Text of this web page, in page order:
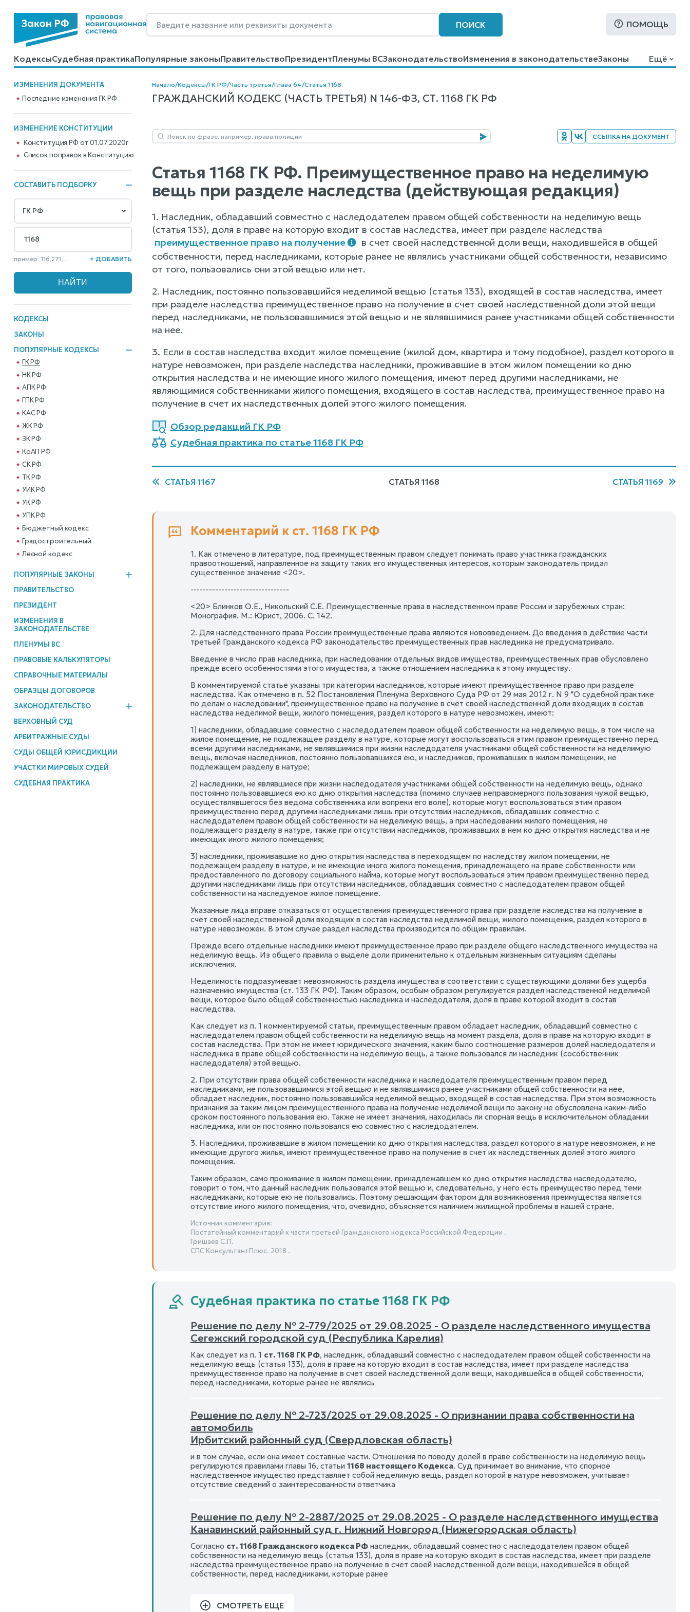
ПОИСК ПОМОЩЬ
КодексыСудебная практикаПопулярные законыПравительствоПрезидентПленумы ВСЗаконодательствоИзменения в законодательствеЗаконы
КалькуляторыСправочные материалыОбразцы договоровКонтактыПомощьПоиск
Ещё
ИЗМЕНЕНИЯ ДОКУМЕНТА
Последние изменения ГК РФ
ИЗМЕНЕНИЕ КОНСТИТУЦИИ
Конституция РФ от 01.07.2020г
Cписок поправок в Конституцию
СОСТАВИТЬ ПОДБОРКУ
пример: 116,271,... + ДОБАВИТЬ
КОДЕКСЫ
ЗАКОНЫ
ПОПУЛЯРНЫЕ КОДЕКСЫ
ГК РФ
НК РФ
АПК РФ
ГПК РФ
КАС РФ
ЖК РФ
ЗК РФ
КоАП РФ
СК РФ
ТК РФ
УИК РФ
УК РФ
УПК РФ
Бюджетный кодекс
Градостроительный
Лесной кодекс
ПОПУЛЯРНЫЕ ЗАКОНЫ
ПРАВИТЕЛЬСТВО
ПРЕЗИДЕНТ
ИЗМЕНЕНИЯ В
ЗАКОНОДАТЕЛЬСТВЕ
ПЛЕНУМЫ ВС
ПРАВОВЫЕ КАЛЬКУЛЯТОРЫ
СПРАВОЧНЫЕ МАТЕРИАЛЫ
ОБРАЗЦЫ ДОГОВОРОВ
ЗАКОНОДАТЕЛЬСТВО
ВЕРХОВНЫЙ СУД
АРБИТРАЖНЫЕ СУДЫ
СУДЫ ОБЩЕЙ ЮРИСДИКЦИИ
УЧАСТКИ МИРОВЫХ СУДЕЙ
СУДЕБНАЯ ПРАКТИКА
Начало/Кодексы/ГК РФ/Часть третья/Глава 64/Статья 1168
ГРАЖДАНСКИЙ КОДЕКС (ЧАСТЬ ТРЕТЬЯ) N 146-ФЗ, СТ. 1168 ГК РФ
ССЫЛКА НА ДОКУМЕНТ
Статья 1168 ГК РФ. Преимущественное право на неделимую
вещь при разделе наследства (действующая редакция)
1. Наследник, обладавший совместно с наследодателем правом общей собственности на неделимую вещь
(статья 133), доля в праве на которую входит в состав наследства, имеет при разделе наследства
преимущественное право на получение
в счет своей наследственной доли вещи, находившейся в общей
собственности, перед наследниками, которые ранее не являлись участниками общей собственности, независимо
от того, пользовались они этой вещью или нет.
2. Наследник, постоянно пользовавшийся неделимой вещью (статья 133), входящей в состав наследства, имеет
при разделе наследства преимущественное право на получение в счет своей наследственной доли этой вещи
перед наследниками, не пользовавшимися этой вещью и не являвшимися ранее участниками общей собственности
на нее.
3. Если в состав наследства входит жилое помещение (жилой дом, квартира и тому подобное), раздел которого в
натуре невозможен, при разделе наследства наследники, проживавшие в этом жилом помещении ко дню
открытия наследства и не имеющие иного жилого помещения, имеют перед другими наследниками, не
являющимися собственниками жилого помещения, входящего в состав наследства, преимущественное право на
получение в счет их наследственных долей этого жилого помещения.
Обзор редакций ГК РФ
Судебная практика по статье 1168 ГК РФ
СТАТЬЯ 1167 СТАТЬЯ 1168 СТАТЬЯ 1169
Комментарий к ст. 1168 ГК РФ
1. Как отмечено в литературе, под преимущественным правом следует понимать право участника гражданских
правоотношений, направленное на защиту таких его имущественных интересов, которым законодатель придал
существенное значение <20>.
--------------------------------
<20> Блинков О.Е., Никольский С.Е. Преимущественные права в наследственном праве России и зарубежных стран:
Монография. М.: Юрист, 2006. С. 142.
2. Для наследственного права России преимущественные права являются нововведением. До введения в действие части
третьей Гражданского кодекса РФ законодательство преимущественных прав наследника не предусматривало.
Введение в число прав наследника, при наследовании отдельных видов имущества, преимущественных прав обусловлено
прежде всего особенностями этого имущества, а также отношением наследника к этому имуществу.
В комментируемой статье указаны три категории наследников, которые имеют преимущественное право при разделе
наследства. Как отмечено в п. 52 Постановления Пленума Верховного Суда РФ от 29 мая 2012 г. N 9 "О судебной практике
по делам о наследовании", преимущественное право на получение в счет своей наследственной доли входящих в состав
наследства неделимой вещи, жилого помещения, раздел которого в натуре невозможен, имеют:
1) наследники, обладавшие совместно с наследодателем правом общей собственности на неделимую вещь, в том числе на
жилое помещение, не подлежащее разделу в натуре, которые могут воспользоваться этим правом преимущественно перед
всеми другими наследниками, не являвшимися при жизни наследодателя участниками общей собственности на неделимую
вещь, включая наследников, постоянно пользовавшихся ею, и наследников, проживавших в жилом помещении, не
подлежащем разделу в натуре;
2) наследники, не являвшиеся при жизни наследодателя участниками общей собственности на неделимую вещь, однако
постоянно пользовавшиеся ею ко дню открытия наследства (помимо случаев неправомерного пользования чужой вещью,
осуществлявшегося без ведома собственника или вопреки его воле), которые могут воспользоваться этим правом
преимущественно перед другими наследниками лишь при отсутствии наследников, обладавших совместно с
наследодателем правом общей собственности на неделимую вещь, а при наследовании жилого помещения, не
подлежащего разделу в натуре, также при отсутствии наследников, проживавших в нем ко дню открытия наследства и не
имеющих иного жилого помещения;
3) наследники, проживавшие ко дню открытия наследства в переходящем по наследству жилом помещении, не
подлежащем разделу в натуре, и не имеющие иного жилого помещения, принадлежащего на праве собственности или
предоставленного по договору социального найма, которые могут воспользоваться этим правом преимущественно перед
другими наследниками лишь при отсутствии наследников, обладавших совместно с наследодателем правом общей
собственности на наследуемое жилое помещение.
Указанные лица вправе отказаться от осуществления преимущественного права при разделе наследства на получение в
счет своей наследственной доли входящих в состав наследства неделимой вещи, жилого помещения, раздел которого в
натуре невозможен. В этом случае раздел наследства производится по общим правилам.
Прежде всего отдельные наследники имеют преимущественное право при разделе общего наследственного имущества на
неделимую вещь. Из общего правила о выделе доли применительно к отдельным жизненным ситуациям сделаны
исключения.
Неделимость подразумевает невозможность раздела имущества в соответствии с существующими долями без ущерба
назначению имущества (ст. 133 ГК РФ). Таким образом, особым образом регулируется раздел наследственной неделимой
вещи, которое было общей собственностью наследника и наследодателя, доля в праве которой входит в состав
наследства.
Как следует из п. 1 комментируемой статьи, преимущественным правом обладает наследник, обладавший совместно с
наследодателем правом общей собственности на неделимую вещь на момент раздела, доля в праве на которую входит в
состав наследства. При этом не имеет юридического значения, каким было соотношение размеров долей наследодателя и
наследника в праве общей собственности на неделимую вещь, а также пользовался ли наследник (сособственник
наследодателя) этой вещью.
2. При отсутствии права общей собственности наследника и наследодателя преимущественным правом перед
наследниками, не пользовавшимися этой вещью и не являвшимися ранее участниками общей собственности на нее,
обладает наследник, постоянно пользовавшийся неделимой вещью, входящей в состав наследства. При этом возможность
признания за таким лицом преимущественного права на получение неделимой вещи по закону не обусловлена каким-либо
сроком постоянного пользования ею. Также не имеет значения, находилась ли спорная вещь в исключительном обладании
наследника, или он постоянно пользовался ею совместно с наследодателем.
3. Наследники, проживавшие в жилом помещении ко дню открытия наследства, раздел которого в натуре невозможен, и не
имеющие другого жилья, имеют преимущественное право на получение в счет их наследственных долей этого жилого
помещения.
Таким образом, само проживание в жилом помещении, принадлежавшем ко дню открытия наследства наследодателю,
говорит о том, что данный наследник пользовался этой вещью и, следовательно, у него есть преимущество перед теми
наследниками, которые ею не пользовались. Поэтому решающим фактором для возникновения преимущества является
отсутствие иного жилого помещения, что, очевидно, объясняется наличием жилищной проблемы в нашей стране.
Источник комментария:
Постатейный комментарий к части третьей Гражданского кодекса Российской Федерации .
Гришаев С.П.
СПС КонсультантПлюс. 2018 .
Судебная практика по статье 1168 ГК РФ
Решение по делу № 2-779/2025 от 29.08.2025 - О разделе наследственного имущества
Сегежский городской суд (Республика Карелия)
Как следует из п. 1 ст. 1168 ГК РФ, наследник, обладавший совместно с наследодателем правом общей собственности на
неделимую вещь (статья 133), доля в праве на которую входит в состав наследства, имеет при разделе наследства
преимущественное право на получение в счет своей наследственной доли вещи, находившейся в общей собственности,
перед наследниками, которые ранее не являлись
Решение по делу № 2-723/2025 от 29.08.2025 - О признании права собственности на
автомобиль
Ирбитский районный суд (Свердловская область)
и в том случае, если она имеет составные части. Отношения по поводу долей в праве собственности на неделимую вещь
регулируются правилами главы 16, статьи 1168 настоящего Кодекса. Суд принимает во внимание, что спорное
наследственное имущество представляет собой неделимую вещь, раздел которой в натуре невозможен, учитывает
отсутствие сведений о заинтересованности ответчика
Решение по делу № 2-2887/2025 от 29.08.2025 - О разделе наследственного имущества
Канавинский районный суд г. Нижний Новгород (Нижегородская область)
Согласно ст. 1168 Гражданского кодекса РФнаследник, обладавший совместно с наследодателем правом общей
собственности на неделимую вещь (статья 133), доля в праве на которую входит в состав наследства, имеет при разделе
наследства преимущественное право на получение в счет своей наследственной доли вещи, находившейся в общей
собственности, перед наследниками, которые ранее
СМОТРЕТЬ ЕЩЕ